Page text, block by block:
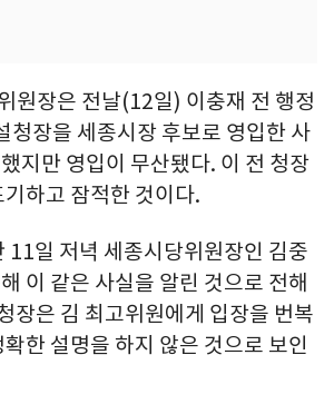
원장은 전날(12일) 이충재 전 행정
청장을 세종시장 후보로 영입한 사
지만 영입이 무산됐다. 이 전 청장
하고 잠적한 것이다.
11일 저녁 세종시당위원장인 김중
이 같은 사실을 알린 것으로 전해
장은 김 최고위원에게 입장을 번복
한 설명을 하지 않은 것으로 보인